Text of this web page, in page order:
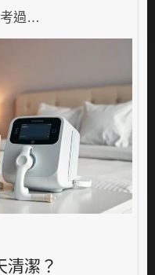
考過…
清潔？